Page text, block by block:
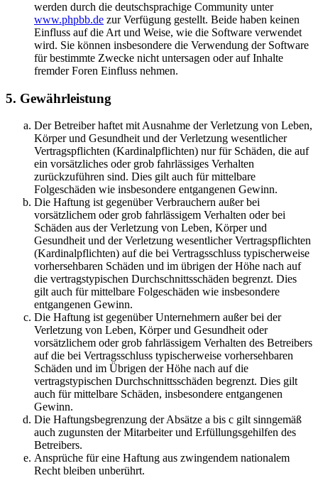
werden durch die deutschsprachige Community unter
www.phpbb.de zur Verfügung gestellt. Beide haben keinen
Einfluss auf die Art und Weise, wie die Software verwendet
wird. Sie können insbesondere die Verwendung der Software
für bestimmte Zwecke nicht untersagen oder auf Inhalte
fremder Foren Einfluss nehmen.
5. Gewährleistung
Der Betreiber haftet mit Ausnahme der Verletzung von Leben,
Körper und Gesundheit und der Verletzung wesentlicher
Vertragspflichten (Kardinalpflichten) nur für Schäden, die auf
ein vorsätzliches oder grob fahrlässiges Verhalten
zurückzuführen sind. Dies gilt auch für mittelbare
Folgeschäden wie insbesondere entgangenen Gewinn.
Die Haftung ist gegenüber Verbrauchern außer bei
vorsätzlichem oder grob fahrlässigem Verhalten oder bei
Schäden aus der Verletzung von Leben, Körper und
Gesundheit und der Verletzung wesentlicher Vertragspflichten
(Kardinalpflichten) auf die bei Vertragsschluss typischerweise
vorhersehbaren Schäden und im übrigen der Höhe nach auf
die vertragstypischen Durchschnittsschäden begrenzt. Dies
gilt auch für mittelbare Folgeschäden wie insbesondere
entgangenen Gewinn.
Die Haftung ist gegenüber Unternehmern außer bei der
Verletzung von Leben, Körper und Gesundheit oder
vorsätzlichem oder grob fahrlässigem Verhalten des Betreibers
auf die bei Vertragsschluss typischerweise vorhersehbaren
Schäden und im Übrigen der Höhe nach auf die
vertragstypischen Durchschnittsschäden begrenzt. Dies gilt
auch für mittelbare Schäden, insbesondere entgangenen
Gewinn.
Die Haftungsbegrenzung der Absätze a bis c gilt sinngemäß
auch zugunsten der Mitarbeiter und Erfüllungsgehilfen des
Betreibers.
Ansprüche für eine Haftung aus zwingendem nationalem
Recht bleiben unberührt.